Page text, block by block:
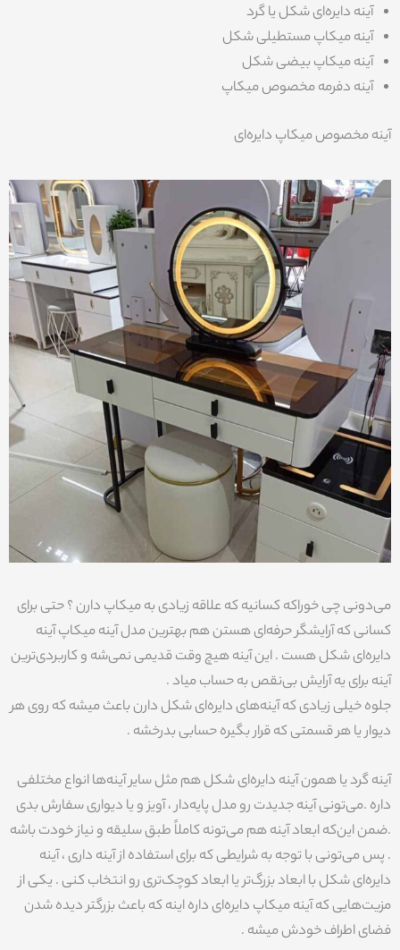
آینه دایره‌ای شکل یا گرد
آینه میکاپ مستطیلی شکل
آینه میکاپ بیضی شکل
آینه دفرمه مخصوص میکاپ
آینه مخصوص میکاپ دایره‌ای
می‌دونی چی خوراکه کسانیه که علاقه زیادی به میکاپ دارن ؟ حتی برای
کسانی که آرایشگر حرفه‌ای هستن هم بهترین مدل آینه میکاپ آینه
دایره‌ای شکل هست . این آینه هیچ وقت قدیمی نمی‌شه و کاربردی‌ترین
آینه برای یه آرایش بی‌نقص به حساب میاد .
جلوه خیلی زیادی که آینه‌های دایره‌ای شکل دارن باعث میشه که روی هر
دیوار یا هر قسمتی که قرار بگیره حسابی بدرخشه .
آینه گرد یا همون آینه دایره‌ای شکل هم مثل سایر آینه‌ها انواع مختلفی
داره .می‌تونی آینه جدیدت رو مدل پایه‌دار ، آویز و یا دیواری سفارش بدی
.ضمن این‌که ابعاد آینه هم می‌تونه کاملاً طبق سلیقه و نیاز خودت باشه
. پس می‌تونی با توجه به شرایطی که برای استفاده از آینه داری ، آینه
دایره‌ای شکل با ابعاد بزرگ‌تر یا ابعاد کوچک‌تری رو انتخاب کنی . یکی از
مزیت‌هایی که آینه میکاپ دایره‌ای داره اینه که باعث بزرگتر دیده شدن
فضای اطراف خودش میشه .